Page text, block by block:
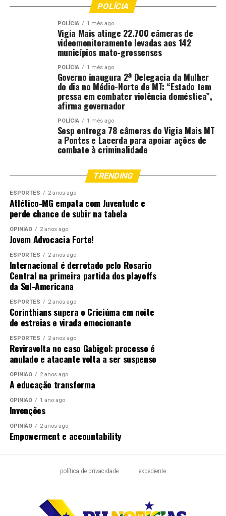
POLÍCIA
POLÍCIA 1 mês ago
Vigia Mais atinge 22.700 câmeras de
videomonitoramento levadas aos 142
municípios mato-grossenses
POLÍCIA 1 mês ago
Governo inaugura 2ª Delegacia da Mulher
do dia no Médio-Norte de MT: “Estado tem
pressa em combater violência doméstica”,
afirma governador
POLÍCIA 1 mês ago
Sesp entrega 78 câmeras do Vigia Mais MT
a Pontes e Lacerda para apoiar ações de
combate à criminalidade
TRENDING
ESPORTES 2 anos ago
Atlético-MG empata com Juventude e
perde chance de subir na tabela
OPINIÃO 2 anos ago
Jovem Advocacia Forte!
ESPORTES 2 anos ago
Internacional é derrotado pelo Rosario
Central na primeira partida dos playoffs
da Sul-Americana
ESPORTES 2 anos ago
Corinthians supera o Criciúma em noite
de estreias e virada emocionante
ESPORTES 2 anos ago
Reviravolta no caso Gabigol: processo é
anulado e atacante volta a ser suspenso
OPINIÃO 2 anos ago
A educação transforma
OPINIÃO 1 ano ago
Invenções
OPINIÃO 2 anos ago
Empowerment e accountability
política de privacidade expediente